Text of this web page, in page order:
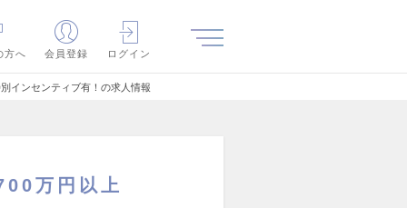
方へ 会員登録 ログイン
インセンティブ有！の求人情報
万円以上